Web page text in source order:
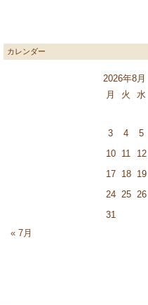
カレンダー
2026年8月
月
火 水
3
4 5
10
11 12
17
18 19
24
25 26
31
« 7月